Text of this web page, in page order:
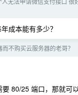
成本能有多少？
不购买云服务器的老哥？
80/25 端口，那就可以